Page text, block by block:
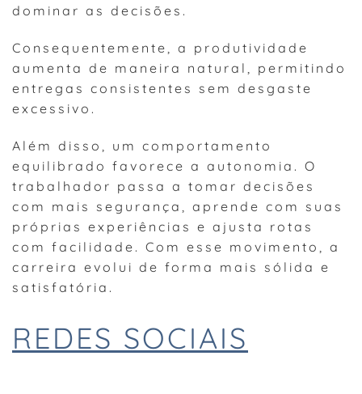
dominar as decisões.
Consequentemente, a produtividade
aumenta de maneira natural, permitindo
entregas consistentes sem desgaste
excessivo.
Além disso, um comportamento
equilibrado favorece a autonomia. O
trabalhador passa a tomar decisões
com mais segurança, aprende com suas
próprias experiências e ajusta rotas
com facilidade. Com esse movimento, a
carreira evolui de forma mais sólida e
satisfatória.
REDES SOCIAIS